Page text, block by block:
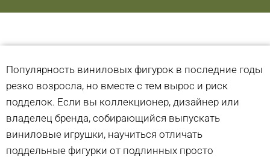
Популярность виниловых фигурок в последние годы
резко возросла, но вместе с тем вырос и риск
подделок. Если вы коллекционер, дизайнер или
владелец бренда, собирающийся выпускать
виниловые игрушки, научиться отличать
поддельные фигурки от подлинных просто